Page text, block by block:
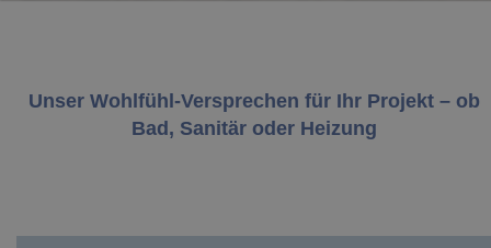
Unser Wohlfühl-Versprechen für Ihr Projekt ­­­­– ob
Bad, Sanitär oder Heizung